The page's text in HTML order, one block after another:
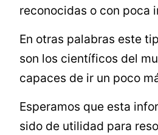
reconocidas o con poca
En otras palabras este
son los científicos del
capaces de ir un poco
Esperamos que esta
sido de utilidad para